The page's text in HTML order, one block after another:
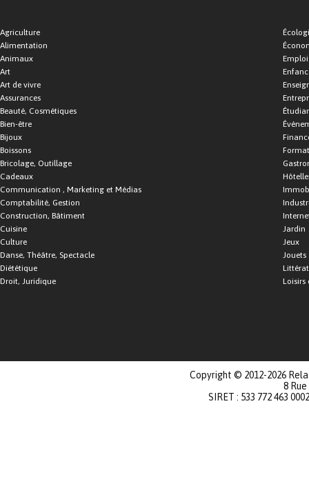
Agriculture
Alimentation
Animaux
Art
Art de vivre
Assurances
Beauté, Cosmétiques
Bien-être
Bijoux
Boissons
Bricolage, Outillage
Cadeaux
Communication , Marketing et Médias
Comptabilité, Gestion
Construction, Bâtiment
Cuisine
Culture
Danse, Théâtre, Spectacle
Diététique
Droit, Juridique
Emploi
Jardin
Jeux
Jouets
Loisirs
Copyright © 2012-2026
8
SIRET : 533 772 463